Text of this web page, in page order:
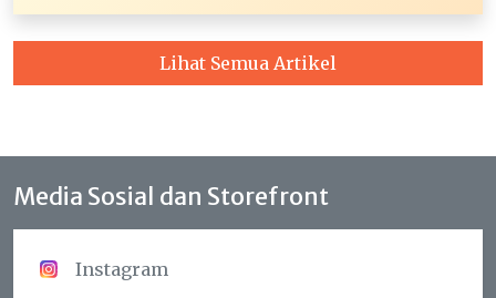
Lihat Semua Artikel
Media Sosial dan Storefront
Instagram